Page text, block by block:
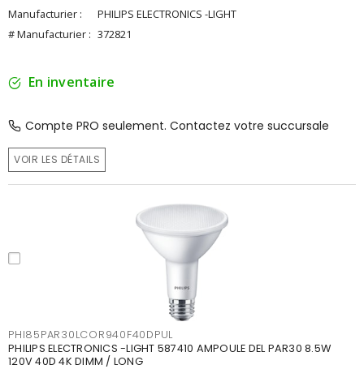
Manufacturier :
PHILIPS ELECTRONICS -LIGHT
# Manufacturier : 372821
En inventaire
Compte PRO seulement. Contactez votre succursale
VOIR LES DÉTAILS
PHI85PAR30LCOR940F40DPUL
PHILIPS ELECTRONICS -LIGHT 587410 AMPOULE DEL PAR30 8.5W
120V 40D 4K DIMM / LONG